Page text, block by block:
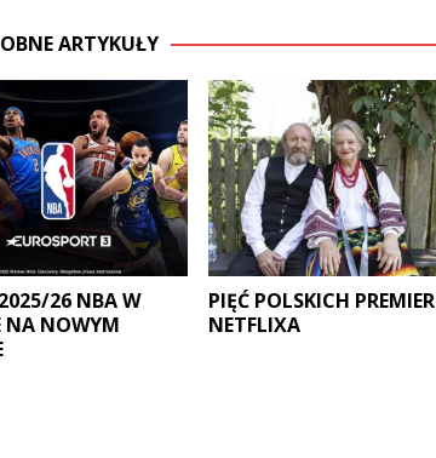
ARTYKUŁY
26 NBA W
NA NOWYM
PIĘĆ POLSKICH PREMIER
NETFLIXA